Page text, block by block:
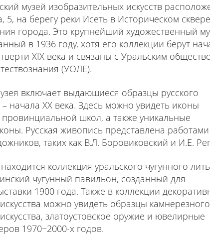
музей изобразительных искусств
5, на берегу реки Исеть в Историческом
города. Это крупнейший художественный
в 1936 году, хотя его коллекции берут
XIX века и связаны с Уральским
(УОЛЕ).
включает выдающиеся образцы русского
– начала XX века. Здесь можно увидеть иконы
провинциальной школ, а также уникальные
Русская живопись представлена работами
таких как В.Л. Боровиковский и И.Е.
коллекция уральского чугунного
чугунный павильон, созданный для
1900 года. Также в коллекции
можно увидеть образцы
златоустовское оружие и ювелирные
1970−2000-х годов.